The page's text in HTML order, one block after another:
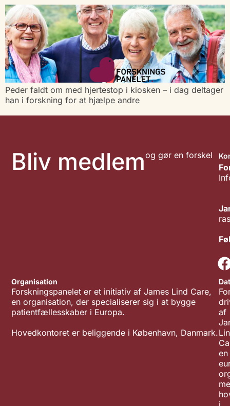
Peder faldt om med hjertestop i kiosken – i dag deltager
han i forskning for at hjælpe andre
Bliv medlemog gør en forskel
Organisation
Forskningspanelet er et initiativ af James Lind Care,
en organisation, der specialiserer sig i at bygge
patientfællesskaber i Europa.
Hovedkontoret er beliggende i København, Danmark.
af
en